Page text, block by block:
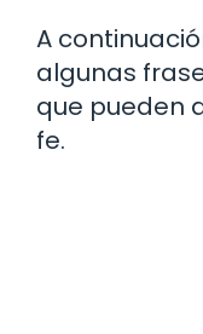
A
algunas
que pueden
fe.